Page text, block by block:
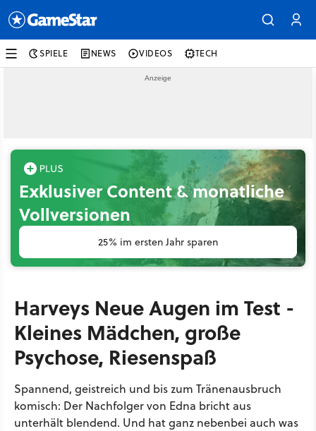
SPIELE NEWS VIDEOS TECH
Exklusiver Content & monatliche
Vollversionen
25% im ersten Jahr sparen
Harveys Neue Augen im Test -
Kleines Mädchen, große
Psychose, Riesenspaß
Spannend, geistreich und bis zum Tränenausbruch
komisch: Der Nachfolger von Edna bricht aus
unterhält blendend. Und hat ganz nebenbei auch was